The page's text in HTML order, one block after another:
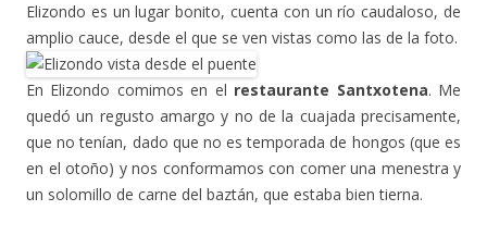
Elizondo es un lugar bonito, cuenta con un río caudaloso, de
amplio cauce, desde el que se ven vistas como las de la foto.
En Elizondo comimos en el restaurante Santxotena. Me
quedó un regusto amargo y no de la cuajada precisamente,
que no tenían, dado que no es temporada de hongos (que es
en el otoño) y nos conformamos con comer una menestra y
un solomillo de carne del baztán, que estaba bien tierna.